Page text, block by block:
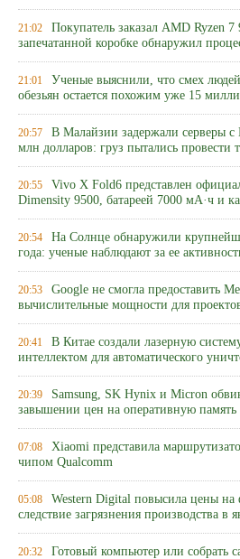
21:02 Покупатель заказал AMD Ryzen
запечатанной коробке обнаружил
21:01 Ученые выяснили, что смех
обезьян остается похожим уже 15
20:57 В Малайзии задержали серверы
млн долларов: груз пытались провести
20:55 Vivo X Fold6 представлен
Dimensity 9500, батареей 7000 мА·ч и
20:54 На Солнце обнаружили
года: ученые наблюдают за ее
20:53 Google не смогла предоставить
вычислительные мощности для
20:41 В Китае создали лазерную
интеллектом для автоматического
20:39 Samsung, SK Hynix и Micron
завышении цен на оперативную
07:08 Xiaomi представила
чипом Qualcomm
05:08 Western Digital повысила цены
следствие загрязнения производства в
20:32 Готовый компьютер или собрать